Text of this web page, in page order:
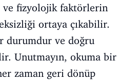
ve fizyolojik faktörlerin
ortaya çıkabilir.
durumdur ve doğru
Unutmayın, okuma bir
zaman geri dönüp